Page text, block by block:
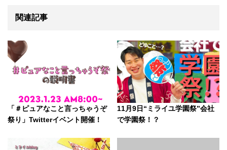
関連記事
「＃ピュアなこと言っちゃうぞ
祭り」Twitterイベント開催！
11月9日“ミライユ学園祭”会社
で学園祭！？